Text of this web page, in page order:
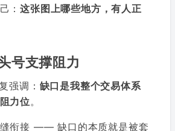
：这张图上哪些地方，有人正
号支撑阻力
强调： 缺口是我整个交易体系
力位。
衔接 —— 缺口的本质就是被套